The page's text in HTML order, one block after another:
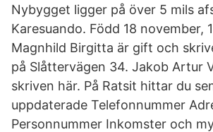
Nybygget ligger på över 5 mils
Karesuando. Född 18 november,
Magnhild Birgitta är gift och
på Slåttervägen 34. Jakob Artur
skriven här. På Ratsit hittar du
uppdaterade Telefonnummer
Personnummer Inkomster och